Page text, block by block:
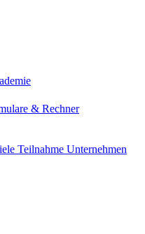
& Rechner
Teilnahme Unternehmen